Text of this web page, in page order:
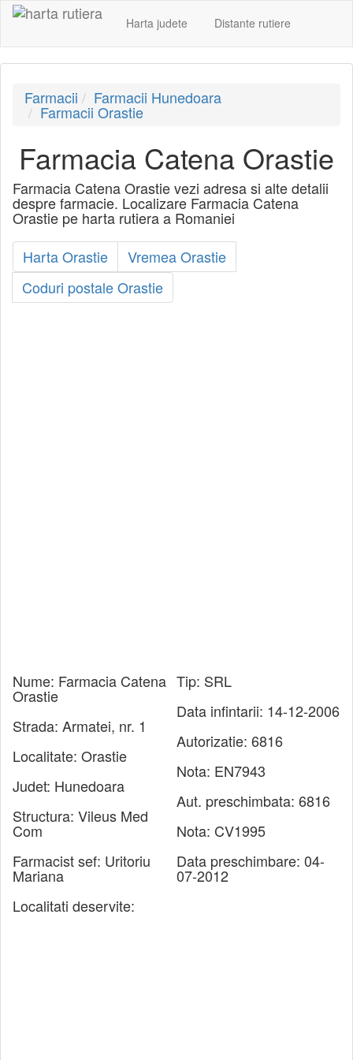
Harta judete Distante rutiere
Farmacii Farmacii Hunedoara
Farmacii Orastie
Farmacia Catena Orastie
Farmacia Catena Orastie vezi adresa si alte detalii
despre farmacie. Localizare Farmacia Catena
Orastie pe harta rutiera a Romaniei
Harta Orastie
Vremea Orastie
Coduri postale Orastie
Nume: Farmacia Catena
Orastie
Strada: Armatei, nr. 1
Localitate: Orastie
Judet: Hunedoara
Structura: Vileus Med
Com
Farmacist sef: Uritoriu
Mariana
Localitati deservite:
Tip: SRL
Data infintarii: 14-12-2006
Autorizatie: 6816
Nota: EN7943
Aut. preschimbata: 6816
Nota: CV1995
Data preschimbare: 04-
07-2012